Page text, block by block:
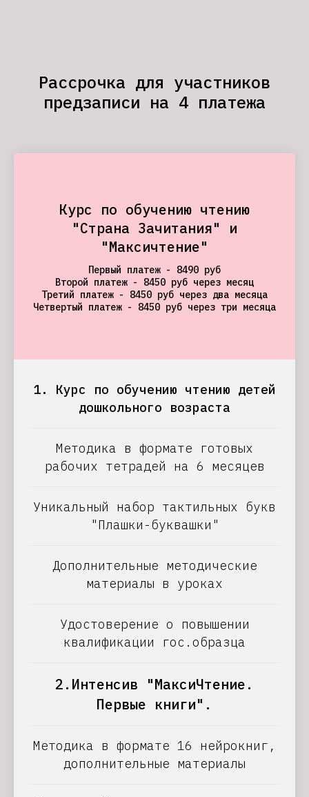
Рассрочка для участников
предзаписи на 4 платежа
Курс по обучению чтению
"Страна Зачитания" и
"Максичтение"
Первый платеж - 8490 руб
Второй платеж - 8450 руб через месяц
Третий платеж - 8450 руб через два месяца
Четвертый платеж - 8450 руб через три месяца
1. Курс по обучению чтению детей
дошкольного возраста
Методика в формате готовых
рабочих тетрадей на 6 месяцев
Уникальный набор тактильных букв
"Плашки-буквашки"
Дополнительные методические
материалы в уроках
Удостоверение о повышении
квалификации гос.образца
2.Интенсив "МаксиЧтение.
Первые книги".
Методика в формате 16 нейрокниг,
дополнительные материалы